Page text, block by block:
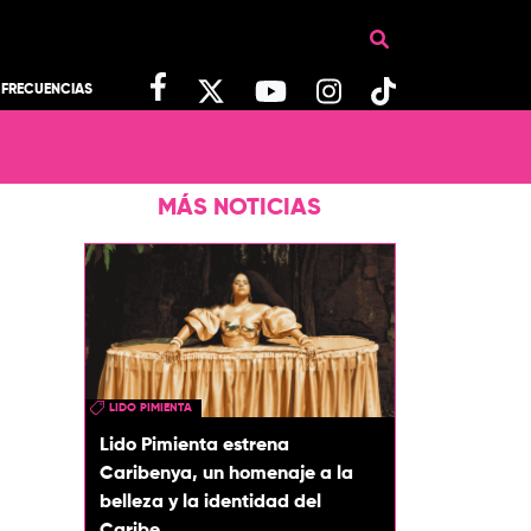
FRECUENCIAS
MÁS NOTICIAS
LIDO PIMIENTA
Lido Pimienta estrena
Caribenya, un homenaje a la
belleza y la identidad del